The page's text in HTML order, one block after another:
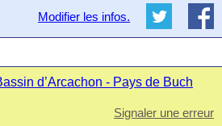
Modifier les infos.
d’Arcachon - Pays de Buch
Signaler une erreur